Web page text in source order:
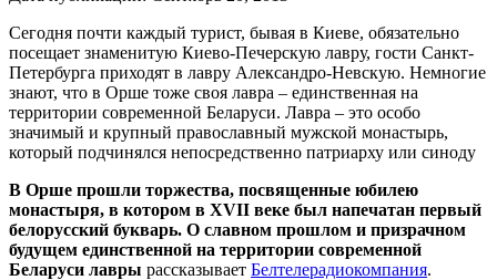
Сегодня почти каждый турист, бывая в Киеве, обязательно
посещает знаменитую Киево-Печерскую лавру, гости Санкт-
Петербурга приходят в лавру Александро-Невскую. Немногие
знают, что в Орше тоже своя лавра – единственная на
территории современной Беларуси. Лавра – это особо
значимый и крупный православный мужской монастырь,
который подчинялся непосредственно патриарху или синоду
В Орше прошли торжества, посвященные юбилею
монастыря, в котором в XVII веке был напечатан первый
белорусский букварь. О славном прошлом и призрачном
будущем единственной на территории современной
Беларуси лавры рассказывает Белтелерадиокомпания.